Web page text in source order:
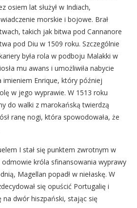
osiem lat służył w Indiach,
morskie i bojowe. Brał
takich jak bitwa pod Cannanore
pod Diu w 1509 roku. Szczególnie
była rola w podboju Malakki w
mu awans i umożliwiła nabycie
Enrique, który później
w jego wyprawie. W 1513 roku
do walki z marokańską twierdzą
ranę nogi, która spowodowała, że
I stał się punktem zwrotnym w
odmowie króla sfinansowania wyprawy
Magellan popadł w niełaskę. W
się opuścić Portugalię i
na dwór hiszpański, stając się